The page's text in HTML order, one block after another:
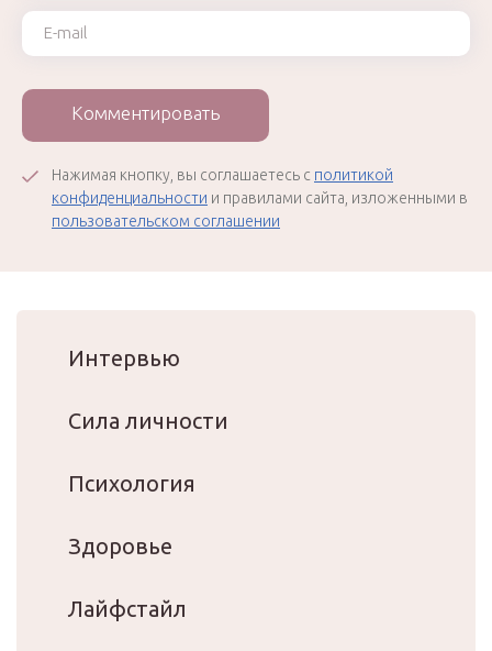
Ваш e-mail
Комментировать
Нажимая кнопку, вы соглашаетесь с политикой
конфиденциальности и правилами сайта, изложенными в
пользовательском соглашении
Интервью
Сила личности
Психология
Здоровье
Лайфстайл